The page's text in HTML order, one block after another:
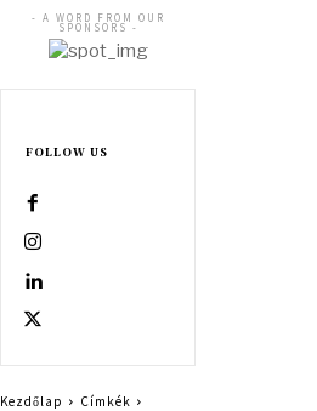
- A WORD FROM OUR
SPONSORS -
FOLLOW US
Kezdőlap
Címkék